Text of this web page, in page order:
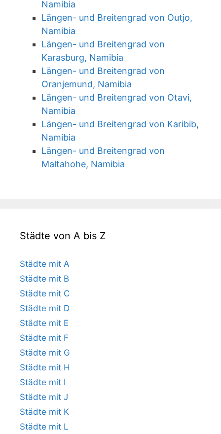
Namibia
Längen- und Breitengrad von Outjo,
Namibia
Längen- und Breitengrad von
Karasburg, Namibia
Längen- und Breitengrad von
Oranjemund, Namibia
Längen- und Breitengrad von Otavi,
Namibia
Längen- und Breitengrad von Karibib,
Namibia
Längen- und Breitengrad von
Maltahohe, Namibia
Städte von A bis Z
Städte mit A
Städte mit B
Städte mit C
Städte mit D
Städte mit E
Städte mit F
Städte mit G
Städte mit H
Städte mit I
Städte mit J
Städte mit K
Städte mit L